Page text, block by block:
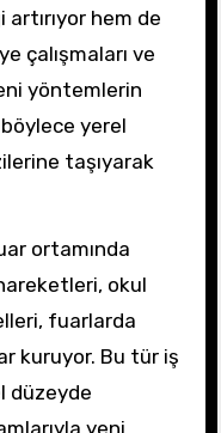
hem de
çalışmaları ve
yöntemlerin
yerel
taşıyarak
ortamında
okul
fuarlarda
kuruyor. Bu tür iş
düzeyde
yeni